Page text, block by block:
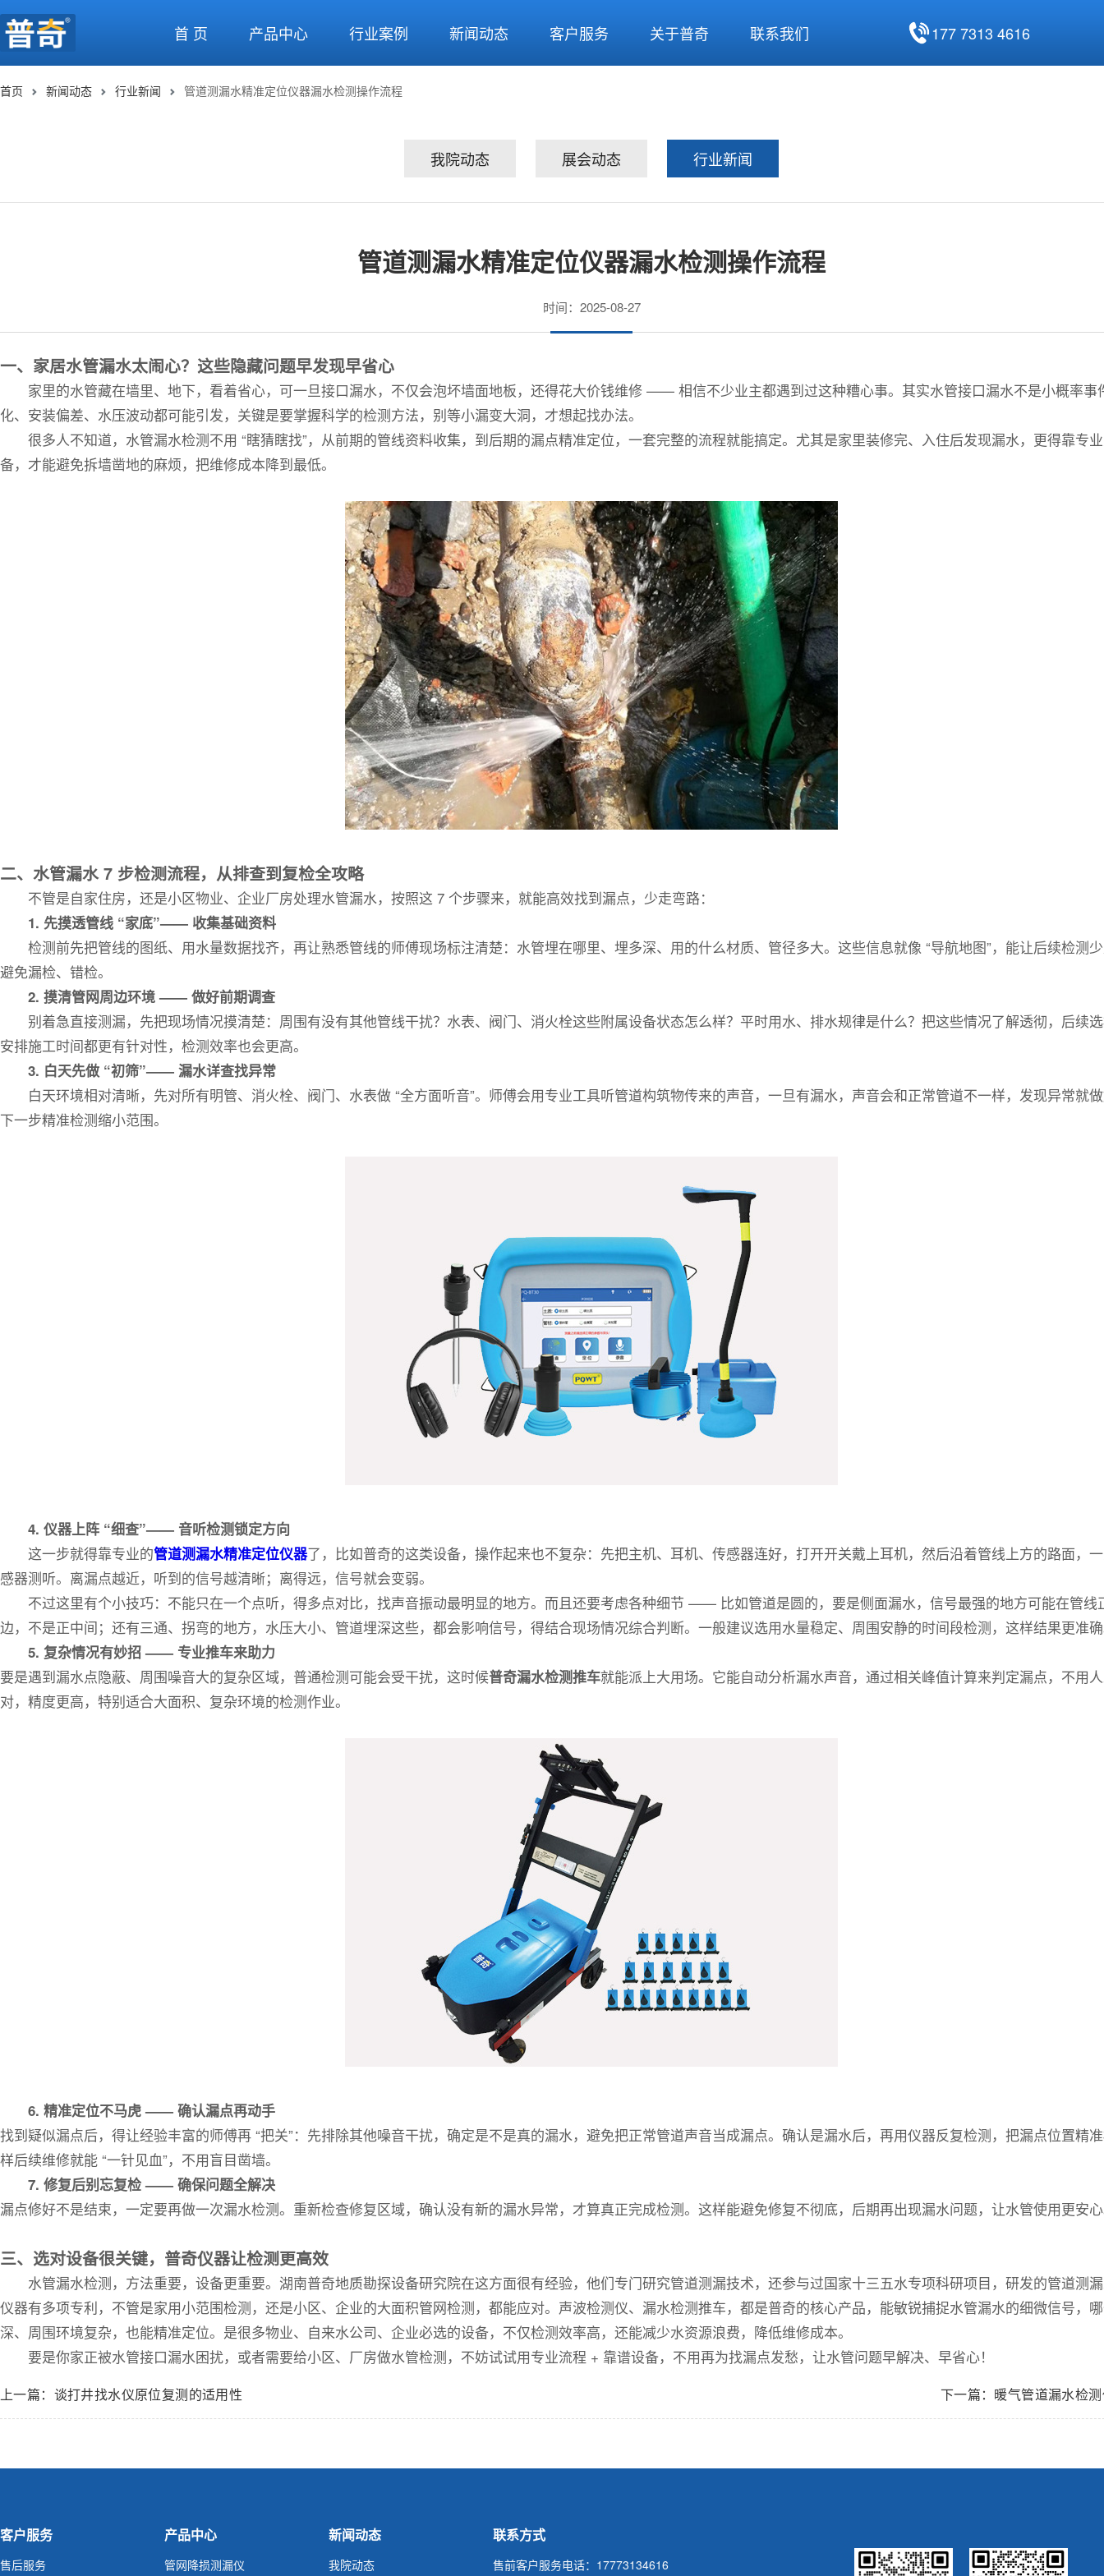
首 页 产品中心 行业案例 新闻动态 客户服务 关于普奇 联系我们 177 7313 4616
首页 新闻动态 行业新闻 管道测漏水精准定位仪器漏水检测操作流程
我院动态 展会动态 行业新闻
管道测漏水精准定位仪器漏水检测操作流程
时间：2025-08-27
一、家居水管漏水太闹心？这些隐藏问题早发现早省心
家里的水管藏在墙里、地下，看着省心，可一旦接口漏水，不仅会泡坏墙面地板，还得花大价钱维修 —— 相信不少业主都遇到过这种糟心事。其实水管接口漏水不是小概率事
化、安装偏差、水压波动都可能引发，关键是要掌握科学的检测方法，别等小漏变大洞，才想起找办法。
很多人不知道，水管漏水检测不用 “瞎猜瞎找”，从前期的管线资料收集，到后期的漏点精准定位，一套完整的流程就能搞定。尤其是家里装修完、入住后发现漏水，更得靠专
备，才能避免拆墙凿地的麻烦，把维修成本降到最低。
二、水管漏水 7 步检测流程，从排查到复检全攻略
不管是自家住房，还是小区物业、企业厂房处理水管漏水，按照这 7 个步骤来，就能高效找到漏点，少走弯路：
1. 先摸透管线 “家底”—— 收集基础资料
检测前先把管线的图纸、用水量数据找齐，再让熟悉管线的师傅现场标注清楚：水管埋在哪里、埋多深、用的什么材质、管径多大。这些信息就像 “导航地图”，能让后续检测
避免漏检、错检。
2. 摸清管网周边环境 —— 做好前期调查
别着急直接测漏，先把现场情况摸清楚：周围有没有其他管线干扰？水表、阀门、消火栓这些附属设备状态怎么样？平时用水、排水规律是什么？把这些情况了解透彻，后续
安排施工时间都更有针对性，检测效率也会更高。
3. 白天先做 “初筛”—— 漏水详查找异常
白天环境相对清晰，先对所有明管、消火栓、阀门、水表做 “全方面听音”。师傅会用专业工具听管道构筑物传来的声音，一旦有漏水，声音会和正常管道不一样，发现异常就
下一步精准检测缩小范围。
4. 仪器上阵 “细查”—— 音听检测锁定方向
这一步就得靠专业的管道测漏水精准定位仪器了，比如普奇的这类设备，操作起来也不复杂：先把主机、耳机、传感器连好，打开开关戴上耳机，然后沿着管线上方的路面，
感器测听。离漏点越近，听到的信号越清晰；离得远，信号就会变弱。
不过这里有个小技巧：不能只在一个点听，得多点对比，找声音振动最明显的地方。而且还要考虑各种细节 —— 比如管道是圆的，要是侧面漏水，信号最强的地方可能在管线
边，不是正中间；还有三通、拐弯的地方，水压大小、管道埋深这些，都会影响信号，得结合现场情况综合判断。一般建议选用水量稳定、周围安静的时间段检测，这样结果更准
5. 复杂情况有妙招 —— 专业推车来助力
要是遇到漏水点隐蔽、周围噪音大的复杂区域，普通检测可能会受干扰，这时候普奇漏水检测推车就能派上大用场。它能自动分析漏水声音，通过相关峰值计算来判定漏点，不用
对，精度更高，特别适合大面积、复杂环境的检测作业。
6. 精准定位不马虎 —— 确认漏点再动手
找到疑似漏点后，得让经验丰富的师傅再 “把关”：先排除其他噪音干扰，确定是不是真的漏水，避免把正常管道声音当成漏点。确认是漏水后，再用仪器反复检测，把漏点位置精
样后续维修就能 “一针见血”，不用盲目凿墙。
7. 修复后别忘复检 —— 确保问题全解决
漏点修好不是结束，一定要再做一次漏水检测。重新检查修复区域，确认没有新的漏水异常，才算真正完成检测。这样能避免修复不彻底，后期再出现漏水问题，让水管使用更安
三、选对设备很关键，普奇仪器让检测更高效
水管漏水检测，方法重要，设备更重要。湖南普奇地质勘探设备研究院在这方面很有经验，他们专门研究管道测漏技术，还参与过国家十三五水专项科研项目，研发的管道测
仪器有多项专利，不管是家用小范围检测，还是小区、企业的大面积管网检测，都能应对。声波检测仪、漏水检测推车，都是普奇的核心产品，能敏锐捕捉水管漏水的细微信号，
深、周围环境复杂，也能精准定位。是很多物业、自来水公司、企业必选的设备，不仅检测效率高，还能减少水资源浪费，降低维修成本。
要是你家正被水管接口漏水困扰，或者需要给小区、厂房做水管检测，不妨试试用专业流程 + 靠谱设备，不用再为找漏点发愁，让水管问题早解决、早省心！
上一篇：谈打井找水仪原位复测的适用性 下一篇：暖气管道漏水检
客户服务
售后服务
产品中心
管网降损测漏仪
新闻动态
我院动态
联系方式
售前客户服务电话：17773134616